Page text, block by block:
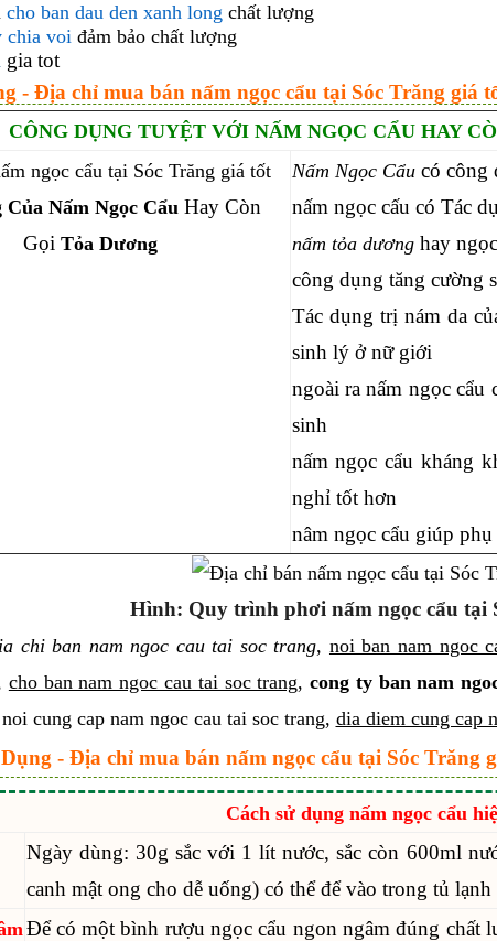
cho ban dau den xanh long chất lượng
chia voiđảm bảo chất lượng
gia tot
- Địa chỉ mua bán nấm ngọc cẩu tại Sóc Trăng giá
CÔNG DỤNG TUYỆT VỚI NẤM NGỌC CẨU HAY
Của Nấm Ngọc Cẩu Hay Còn
Gọi Tỏa Dương
Nấm Ngọc Cẩucó công
nấm ngọc cấu có Tác
nấm tỏa dươnghay
công dụng tăng cường
Tác dụng trị nám da
sinh lý ở nữ giới
ngoài ra nấm ngọc cẩu
sinh
nấm ngọc cẩu kháng
nghỉ tốt hơn
nâm ngọc cẩu giúp
Hình: Quy trình phơi nấm ngọc cẩu tại
chi ban nam ngoc cau tai soc trang, noi ban nam ngoc
cho ban nam ngoc cau tai soc trang,cong ty ban nam
noi cung cap nam ngoc cau tai soc trang, dia diem cung cap
- Địa chỉ mua bán nấm ngọc cẩu tại Sóc Trăng
Cách sử dụng nấm ngọc cẩu
Ngày dùng: 30g sắc với 1 lít nước, sắc còn 600ml
canh mật ong cho dễ uống) có thể để vào trong tủ
Để có một bình rượu ngọc cẩu ngon ngâm đúng chất